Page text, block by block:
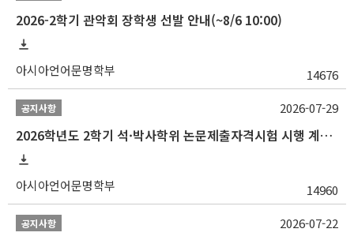
2026-2학기 관악회 장학생 선발 안내(~8/6 10:00)
아시아언어문명학부 14676
공지사항
2026학년도 2학기 석·박사학위 논문제출자격시험 시행 계획 공고
아시아언어문명학부 14960
2026-07-29
공지사항 2026-07-22